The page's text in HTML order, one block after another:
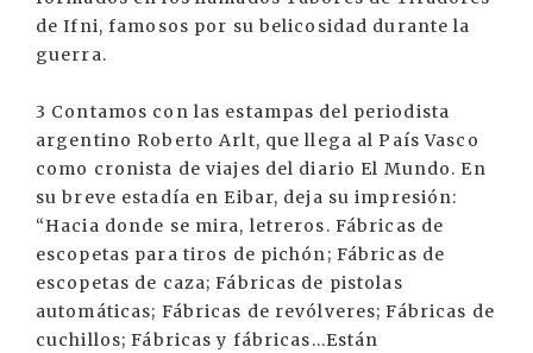
de Ifni, famosos por su belicosidad durante la
guerra.
3 Contamos con las estampas del periodista
argentino Roberto Arlt, que llega al País Vasco
como cronista de viajes del diario El Mundo. En
su breve estadía en Eibar, deja su impresión:
“Hacia donde se mira, letreros. Fábricas de
escopetas para tiros de pichón; Fábricas de
escopetas de caza; Fábricas de pistolas
automáticas; Fábricas de revólveres; Fábricas de
cuchillos; Fábricas y fábricas...Están